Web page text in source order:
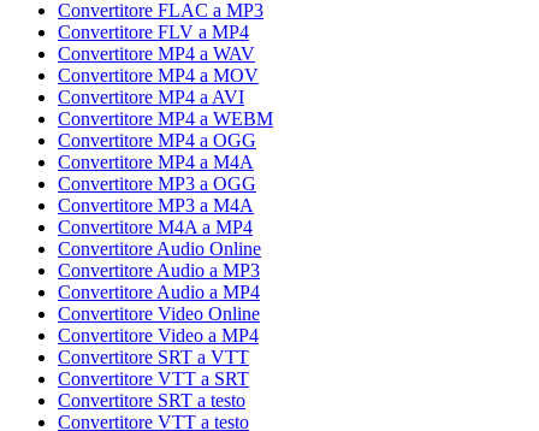
Convertitore FLAC a MP3
Convertitore FLV a MP4
Convertitore MP4 a WAV
Convertitore MP4 a MOV
Convertitore MP4 a AVI
Convertitore MP4 a WEBM
Convertitore MP4 a OGG
Convertitore MP4 a M4A
Convertitore MP3 a OGG
Convertitore MP3 a M4A
Convertitore M4A a MP4
Convertitore Audio Online
Convertitore Audio a MP3
Convertitore Audio a MP4
Convertitore Video Online
Convertitore Video a MP4
Convertitore SRT a VTT
Convertitore VTT a SRT
Convertitore SRT a testo
Convertitore VTT a testo